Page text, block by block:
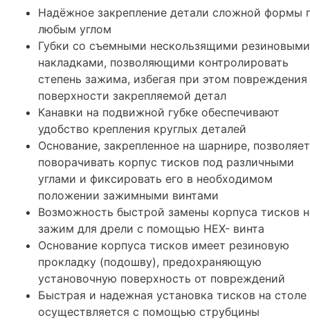
Надёжное закрепление детали сложной формы
любым углом
Губки со съемными нескользящими резиновыми
накладками, позволяющими контролировать
степень зажима, избегая при этом повреждения
поверхности закрепляемой детал
Канавки на подвижной губке обеспечивают
удобство крепления круглых деталей
Основание, закрепленное на шарнире, позволяет
поворачивать корпус тисков под различными
углами и фиксировать его в необходимом
положении зажимными винтами
Возможность быстрой замены корпуса тисков
зажим для дрели с помощью HEX- винта
Основание корпуса тисков имеет резиновую
прокладку (подошву), предохраняющую
установочную поверхность от повреждений
Быстрая и надежная установка тисков на столе
осуществляется с помощью струбцины